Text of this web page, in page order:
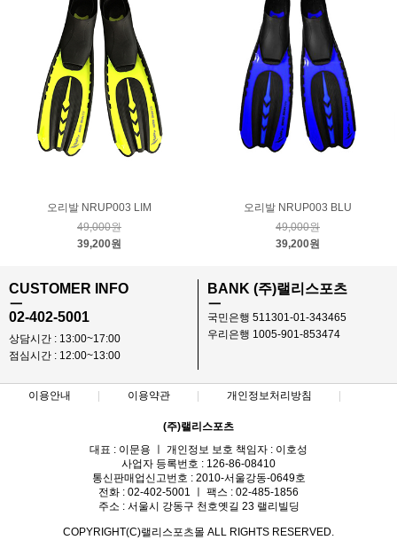
오리발 NRUP003 LIM
49,000원
39,200원
오리발 NRUP003 BLU
49,000원
39,200원
CUSTOMER INFO
ㅡ
02-402-5001
상담시간 : 13:00~17:00
점심시간 : 12:00~13:00
BANK (주)랠리스포츠
ㅡ
국민은행 511301-01-343465
우리은행 1005-901-853474
이용안내 이용약관 개인정보처리방침
(주)랠리스포츠
대표 : 이문용 ㅣ 개인정보 보호 책임자 : 이호성
사업자 등록번호 : 126-86-08410
통신판매업신고번호 : 2010-서울강동-0649호
전화 : 02-402-5001 ㅣ 팩스 : 02-485-1856
주소 : 서울시 강동구 천호옛길 23 랠리빌딩
COPYRIGHT(C)랠리스포츠몰 ALL RIGHTS RESERVED.